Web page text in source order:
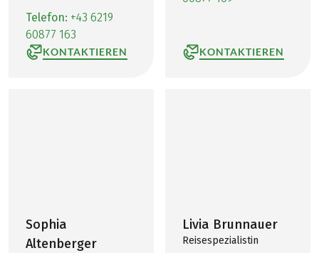
Telefon: +43 6219
60877 163
KONTAKTIEREN KONTAKTIEREN
Sophia
Altenberger
Livia Brunnauer
Reisespezialistin